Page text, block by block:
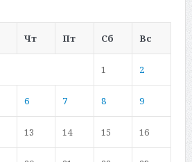
Чт Пт Сб Вс
1 2
6 7 8 9
13 14 15 16